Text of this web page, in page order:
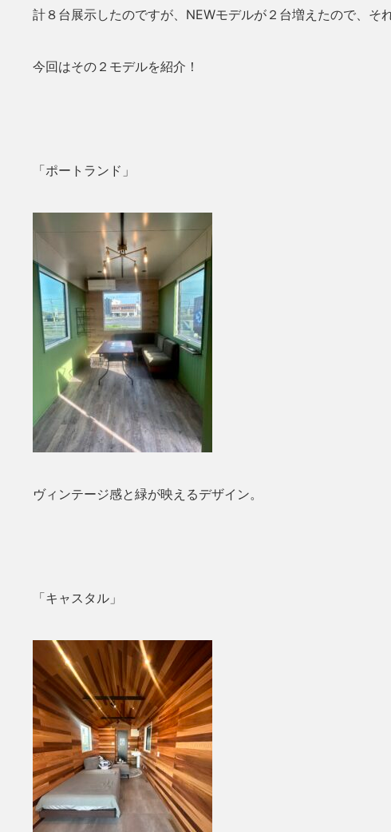
計８台展示したのですが、NEWモデルが２台増えたので、そ
今回はその２モデルを紹介！
「ポートランド」
ヴィンテージ感と緑が映えるデザイン。
「キャスタル」